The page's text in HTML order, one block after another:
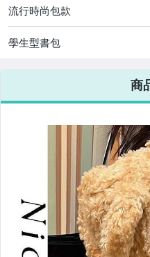
古董、藝術與礦石
手機、配件與通訊
美容保養與彩妝
電腦、平板與周邊
相機、攝影與周邊
運動、戶外與休閒
汽機車精品百貨
居家、家具與園藝
流行時尚包款
學生型書包
商